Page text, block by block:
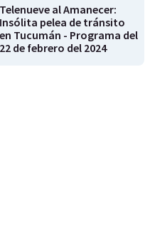
Telenueve al Amanecer:
Insólita pelea de tránsito
en Tucumán - Programa del
22 de febrero del 2024